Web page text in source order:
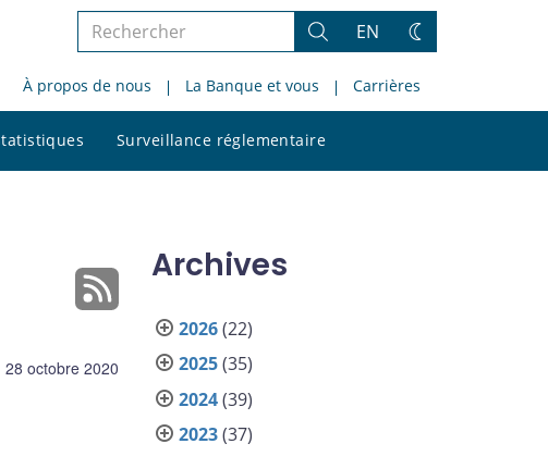
Rechercher
le
site
Rechercher
EN
Changez
thème
À propos de nous La Banque et vous Carrières
Surveillance réglementaire
le
28 octobre 2020
Archives
2026(22)
2025(35)
2024(39)
2023(37)